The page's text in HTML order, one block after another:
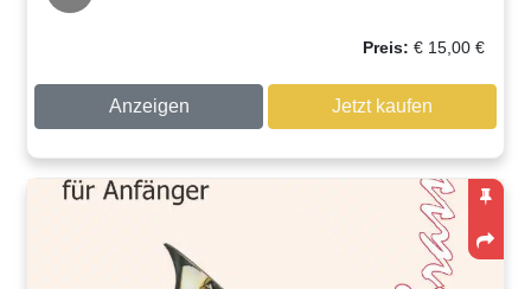
Preis: €15,00€
Anzeigen Jetzt kaufen